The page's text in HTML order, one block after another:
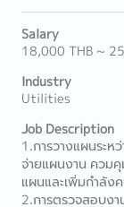
Salary
18,000 THB ~
Industry
Utilities
Job Description
1.การวางแผนระ
จ่ายแผนงาน ควมคุ
แผนและเพิ่มกำลัง
2.การตรวจสอบง